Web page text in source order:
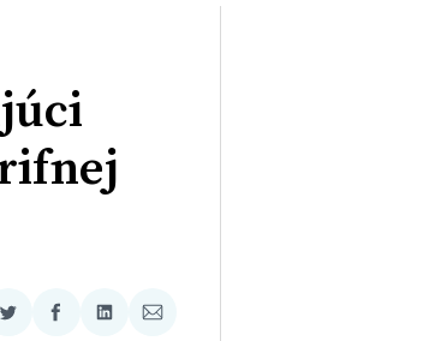
ZdieľaťZdieľaťZdieľaťZdieľať